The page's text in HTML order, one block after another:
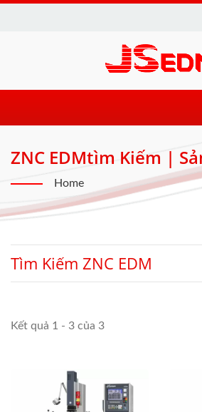
ZNC EDMtìm Kiếm |
Xác: Công Nghệ EDM
JSEDM
Home
Tìm Kiếm ZNC EDM
Kết quả 1 - 3 của 3